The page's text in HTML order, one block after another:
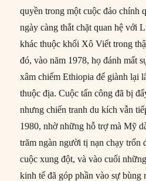
quyền trong một cuộc đảo chính
ngày càng thắt chặt quan hệ với
khác thuộc khối Xô Viết trong
đó, vào năm 1978, họ đánh mất
xâm chiếm Ethiopia để giành lại
thuộc địa. Cuộc tấn công đã bị
nhưng chiến tranh du kích vẫn
1980, nhờ những hỗ trợ mà Mỹ
trăm ngàn người tị nạn chạy trốn
cuộc xung đột, và vào cuối
kinh tế đã góp phần vào sự bùng